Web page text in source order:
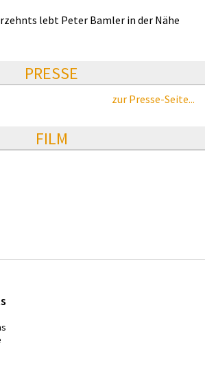
lebt Peter Bamler in der Nähe
PRESSE
zur Presse-Seite...
FILM